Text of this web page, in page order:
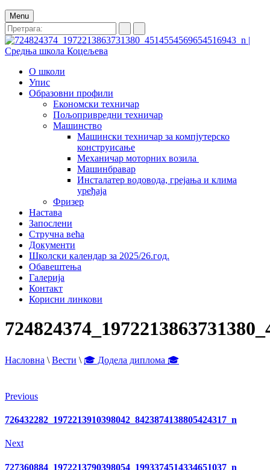
Menu
О школи
Упис
Образовни профили
Економски техничар
Пољопривредни техничар
Машинство
Машински техничар за компјутерско
конструисање
Механичар моторних возила
Машинбравар
Инсталатер водовода, грејања и клима
уређаја
Фризер
Настава
Запослени
Стручна већа
Документи
Школски календар за 2025/26.год.
Обавештења
Галерија
Контакт
Корисни линкови
Насловна \ Вести \ 🎓 Додела диплома 🎓
Previous
726432282_1972213910398042_8423874138805424317_n
Next
727360884_1972213790398054_1993374514334651037_n